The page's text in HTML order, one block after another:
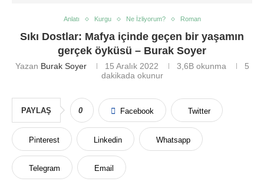
Anlatı Kurgu Ne İzliyorum? Roman
Sıkı Dostlar: Mafya içinde geçen bir yaşamın
gerçek öyküsü – Burak Soyer
Yazan Burak Soyer 15 Aralık 2022 3,6Bokunma
5
dakikada okunur
PAYLAŞ 0 Facebook Twitter
Pinterest Linkedin Whatsapp
Telegram Email